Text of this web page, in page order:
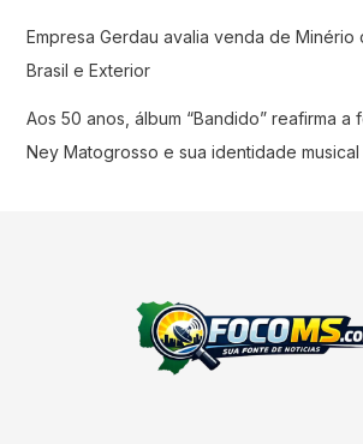
Empresa Gerdau avalia venda de Minério
Brasil e Exterior
Aos 50 anos, álbum “Bandido” reafirma a
Ney Matogrosso e sua identidade musical